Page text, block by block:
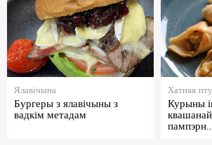
Ялавічына
Бургеры з ялавічыны з
вадкім метадам
Хатняя
Курыны